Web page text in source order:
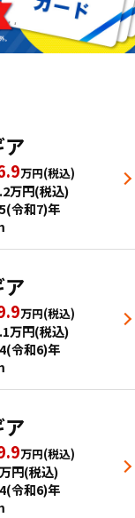
万円(税込)
万円(税込)
令和7)年
万円(税込)
万円(税込)
令和6)年
万円(税込)
万円(税込)
令和6)年